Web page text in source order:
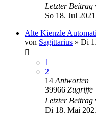
Letzter Beitrag
So 18. Jul
Alte Kienzle
von Sagittarius » Di
1
2
14 Antworten
39966 Zugriffe
Letzter Beitrag
Di 18. Mai